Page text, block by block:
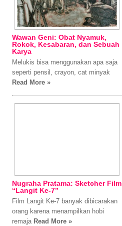
Wawan Geni: Obat Nyamuk,
Rokok, Kesabaran, dan Sebuah
Karya
Melukis bisa menggunakan apa saja
seperti pensil, crayon, cat minyak
Read More »
Nugraha Pratama: Sketcher Film
“Langit Ke-7”
Film Langit Ke-7 banyak dibicarakan
orang karena menampilkan hobi
remaja Read More »